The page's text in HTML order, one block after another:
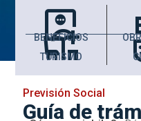
chair_umbrella
TURISMO
monitor_weight_gain
BENEFICIOS
Previsión Social
Guía de